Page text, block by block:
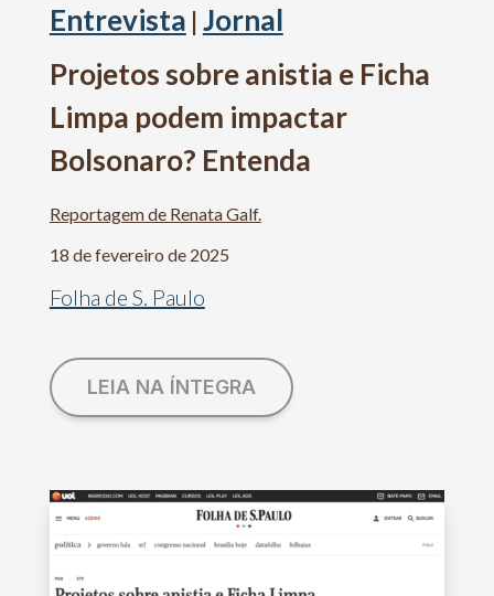
Entrevista | Jornal
Projetos sobre anistia e Ficha
Limpa podem impactar
Bolsonaro? Entenda
Reportagem de Renata Galf.
18 de fevereiro de 2025
Folha de S. Paulo
LEIA NA ÍNTEGRA